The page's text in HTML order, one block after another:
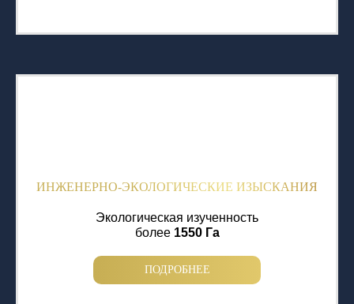
ИНЖЕНЕРНО-ЭКОЛОГИЧЕСКИЕ ИЗЫСКАНИЯ
Экологическая изученность
более 1550 Га
ПОДРОБНЕЕ